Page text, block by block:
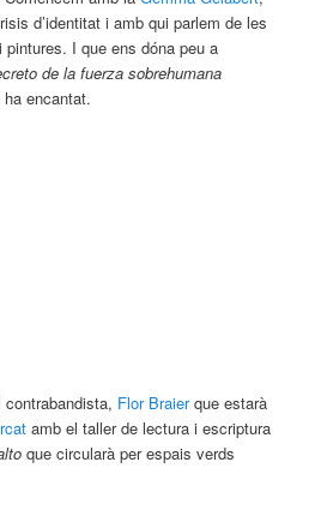
d’identitat i amb qui parlem de les
I que ens dóna peu a
de la fuerza sobrehumana
ha encantat.
Flor Braierque estarà
ambel taller de lectura i escriptura
que circularà per espais verds